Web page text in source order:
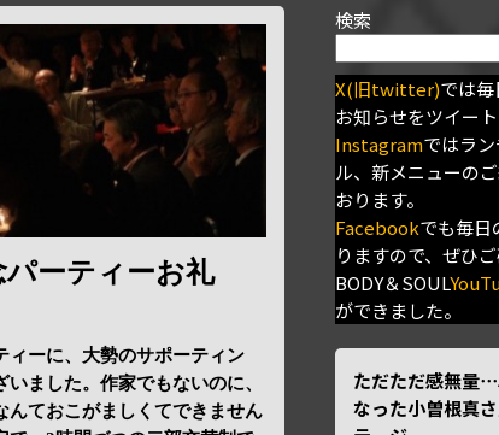
ーティーお礼
ィーに、大勢のサポーティン
ました。作家でもないのに、
んておこがましくてできません
検索
X(旧twitter)では
お知らせをツイート
Instagramではラ
ル、新メニューの
おります。
Facebookでも毎日
りますので、ぜひ
BODY＆SOUL
ができました。
ただただ感無量
なった小曽根真